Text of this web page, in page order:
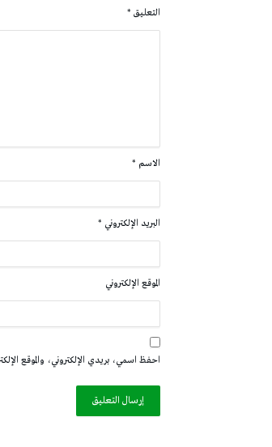
التعليق *
الاسم *
البريد الإلكتروني *
الموقع الإلكتروني
احفظ اسمي، بريدي الإلكتروني، والموقع